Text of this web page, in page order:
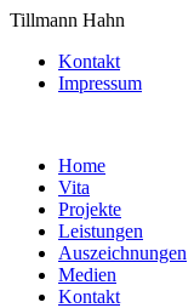
Tillmann Hahn
Kontakt
Impressum
Home
Vita
Projekte
Leistungen
Auszeichnungen
Medien
Kontakt